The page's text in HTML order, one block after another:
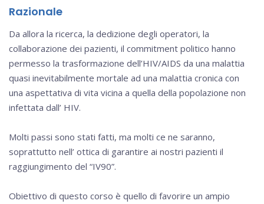
Razionale
Da allora la ricerca, la dedizione degli operatori, la
collaborazione dei pazienti, il commitment politico hanno
permesso la trasformazione dell’HIV/AIDS da una malattia
quasi inevitabilmente mortale ad una malattia cronica con
una aspettativa di vita vicina a quella della popolazione non
infettata dall’ HIV.
Molti passi sono stati fatti, ma molti ce ne saranno,
soprattutto nell’ ottica di garantire ai nostri pazienti il
raggiungimento del “IV90”.
Obiettivo di questo corso è quello di favorire un ampio